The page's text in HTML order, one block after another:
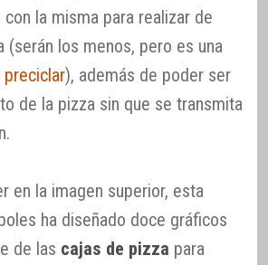
la misma para realizar de
(serán los menos, pero es una
), además de poder ser
de la pizza sin que se transmita
en la imagen superior, esta
ha diseñado doce gráficos
de las cajas de pizza para